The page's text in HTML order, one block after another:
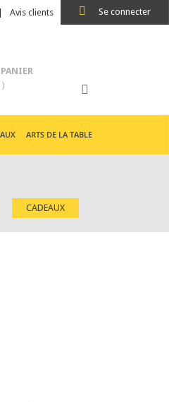
Se connecter
Avis clients
)
ARTS DE LA TABLE
CADEAUX